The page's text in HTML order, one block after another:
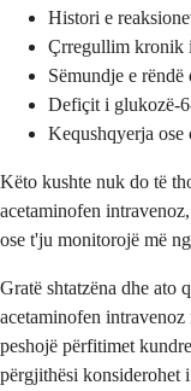
Histori e
Çrregullim kronik
Sëmundje e rëndë
Defiçit i glukozë-
Kequshqyerja ose
Këto kushte nuk do të
acetaminofen
ose t'ju monitorojë më
Gratë shtatzëna dhe ato
acetaminofen
peshojë përfitimet
përgjithësi konsiderohet